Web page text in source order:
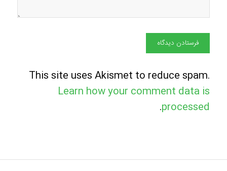
This site uses Akismet to reduce spam.
Learn how your comment data is
processed
.